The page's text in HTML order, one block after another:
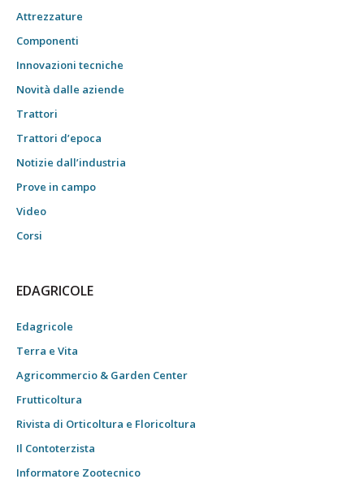
Attrezzature
Componenti
Innovazioni tecniche
Novità dalle aziende
Trattori
Trattori d’epoca
Notizie dall’industria
Prove in campo
Video
Corsi
EDAGRICOLE
Edagricole
Terra e Vita
Agricommercio & Garden Center
Frutticoltura
Rivista di Orticoltura e Floricoltura
Il Contoterzista
Informatore Zootecnico